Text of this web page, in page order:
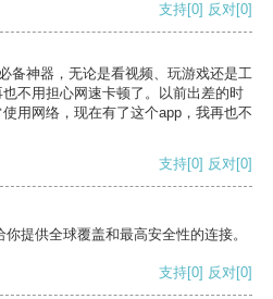
支持[0] 反对[0]
备神器，无论是看视频、玩游戏还是工
不用担心网速卡顿了。以前出差的时
用网络，现在有了这个app，我再也不
支持[0] 反对[0]
提供全球覆盖和最高安全性的连接。
支持[0] 反对[0]